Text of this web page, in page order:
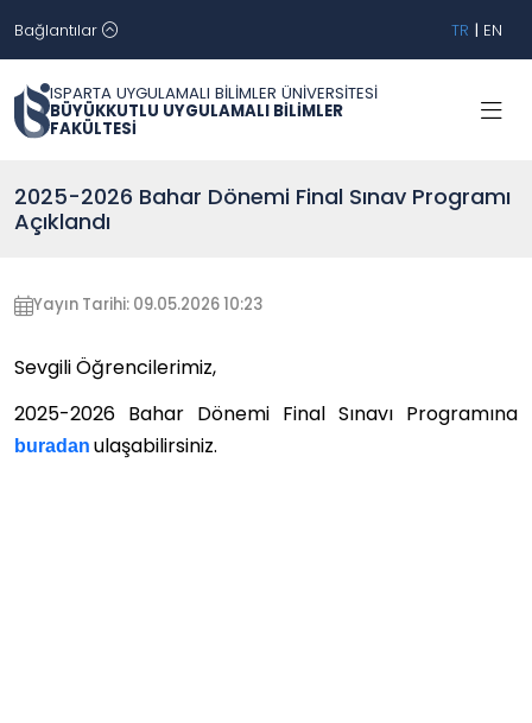
Bağlantılar TR | EN
ISPARTA UYGULAMALI BİLİMLER ÜNİVERSİTESİ
BÜYÜKKUTLU UYGULAMALI BİLİMLER
FAKÜLTESİ
2025-2026 Bahar Dönemi Final Sınav Programı
Açıklandı
Yayın Tarihi: 09.05.2026 10:23
Sevgili Öğrencilerimiz,
2025-2026 Bahar Dönemi Final Sınavı Programına
buradan ulaşabilirsiniz.